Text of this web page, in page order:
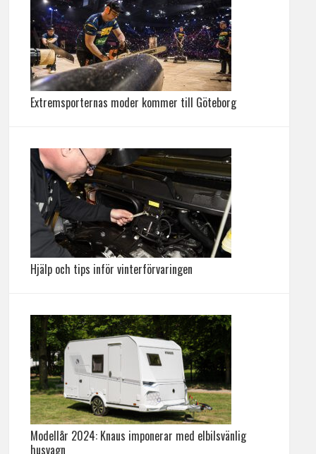
Extremsporternas moder kommer till Göteborg
Hjälp och tips inför vinterförvaringen
Modellår 2024: Knaus imponerar med elbilsvänlig
husvagn